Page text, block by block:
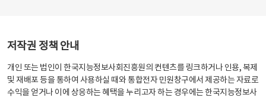
저작권 정책 안내
개인 또는 법인이 한국지능정보사회진흥원의 컨텐츠를 링크하거나 인용, 복제
및 재배포 등을 통하여 사용하실 때와 통합전자 민원창구에서 제공하는 자료로
수익을 얻거나 이에 상응하는 혜택을 누리고자 하는 경우에는 한국지능정보사